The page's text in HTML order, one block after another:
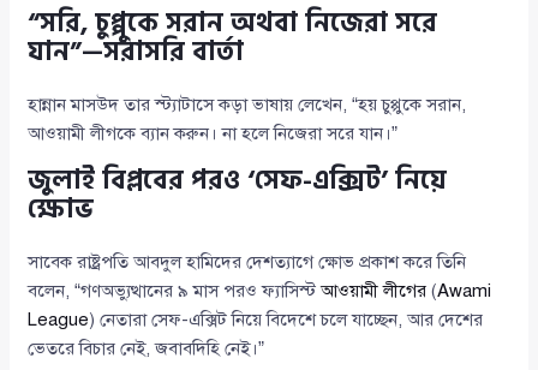
“সরি, চুপ্পুকে সরান অথবা নিজেরা সরে
যান”—সরাসরি বার্তা
হান্নান মাসউদ তার স্ট্যাটাসে কড়া ভাষায় লেখেন, “হয় চুপ্পুকে সরান,
আওয়ামী লীগকে ব্যান করুন। না হলে নিজেরা সরে যান।”
জুলাই বিপ্লবের পরও ‘সেফ-এক্সিট’ নিয়ে
ক্ষোভ
সাবেক রাষ্ট্রপতি আবদুল হামিদের দেশত্যাগে ক্ষোভ প্রকাশ করে তিনি
বলেন, “গণঅভ্যুত্থানের ৯ মাস পরও ফ্যাসিস্টআওয়ামী লীগের (Awami
League) নেতারা সেফ-এক্সিট নিয়ে বিদেশে চলে যাচ্ছেন, আর দেশের
ভেতরে বিচার নেই, জবাবদিহি নেই।”